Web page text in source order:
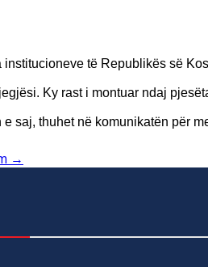
të Republikës së
Ky rast i montuar ndaj
saj, thuhet në komunikatën për
→